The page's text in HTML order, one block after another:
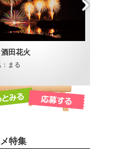
酒田花火
まる
特集